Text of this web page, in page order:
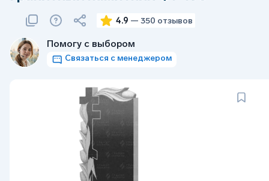
4.9 — 350 отзывов
Помогу с выбором
Связаться с менеджером